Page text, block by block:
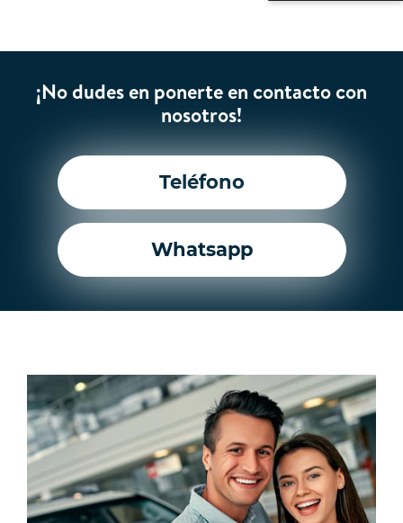
¡No dudes en ponerte en contacto con
nosotros!
Teléfono
Whatsapp